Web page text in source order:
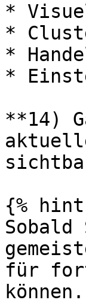
*
*
*
*
**14)
{%
Sobald
für
können.